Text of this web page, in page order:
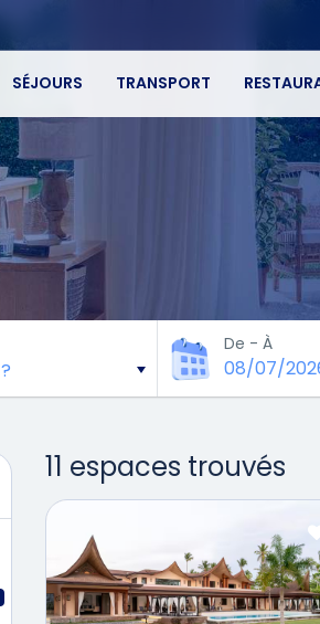
SÉJOURS TRANSPORT
De - À
08/07/
11 espaces trouvés